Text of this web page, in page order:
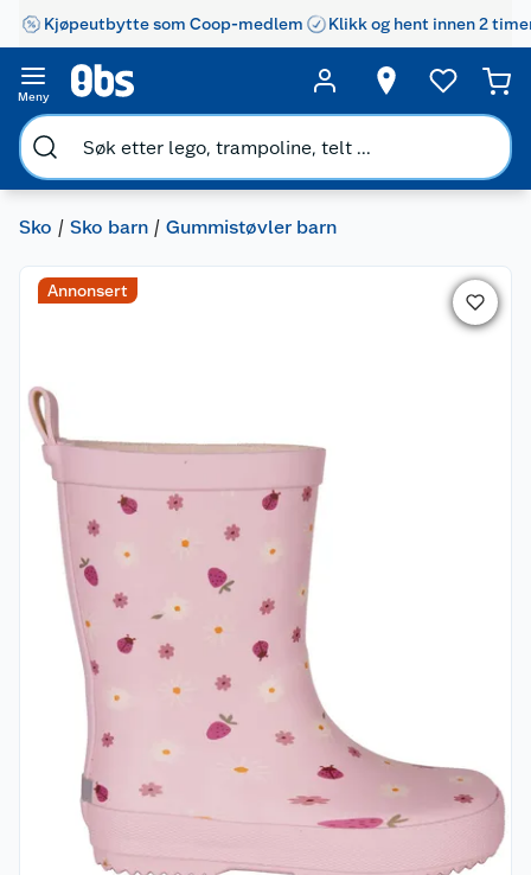
Kjøpeutbytte som Coop-medlem Klikk og hent innen 2
Meny
Sko Sko barn Gummistøvler barn
Annonsert